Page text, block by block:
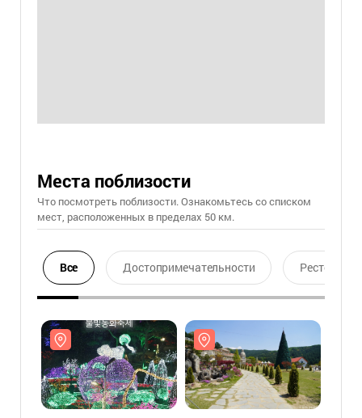
Места поблизости
Что посмотреть поблизости. Ознакомьтесь со списком
мест, расположенных в пределах 50 км.
Все Достопримечательности Ресторан